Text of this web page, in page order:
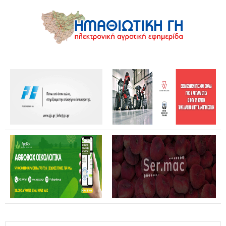
Σήμερα η δεύτερη πληρωμή σε τρίτεκνες και πολύτεκνες